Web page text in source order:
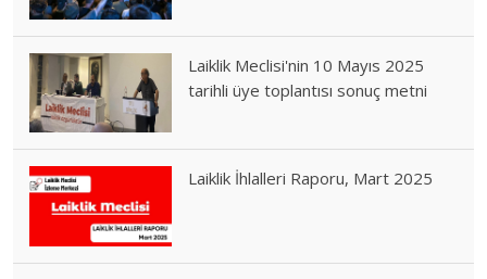
Laiklik Meclisi'nin 10 Mayıs 2025
tarihli üye toplantısı sonuç metni
Laiklik İhlalleri Raporu, Mart 2025